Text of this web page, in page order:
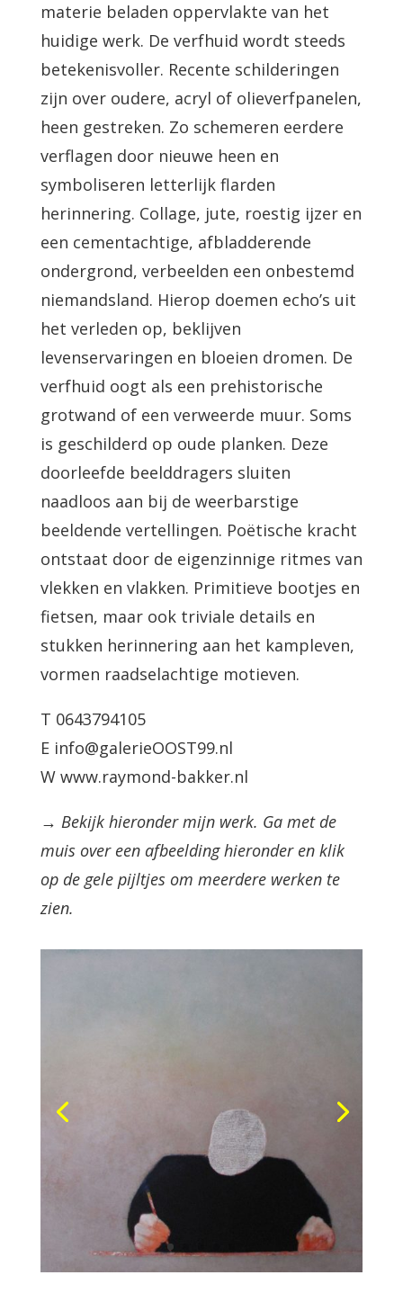
materie beladen oppervlakte van het
huidige werk. De verfhuid wordt steeds
betekenisvoller. Recente schilderingen
zijn over oudere, acryl of olieverfpanelen,
heen gestreken. Zo schemeren eerdere
verflagen door nieuwe heen en
symboliseren letterlijk flarden
herinnering. Collage, jute, roestig ijzer en
een cementachtige, afbladderende
ondergrond, verbeelden een onbestemd
niemandsland. Hierop doemen echo’s uit
het verleden op, beklijven
levenservaringen en bloeien dromen. De
verfhuid oogt als een prehistorische
grotwand of een verweerde muur. Soms
is geschilderd op oude planken. Deze
doorleefde beelddragers sluiten
naadloos aan bij de weerbarstige
beeldende vertellingen. Poëtische kracht
ontstaat door de eigenzinnige ritmes van
vlekken en vlakken. Primitieve bootjes en
fietsen, maar ook triviale details en
stukken herinnering aan het kampleven,
vormen raadselachtige motieven.
T 0643794105
E info@galerieOOST99.nl
W www.raymond-bakker.nl
→ Bekijk hieronder mijn werk. Ga met de
muis over een afbeelding hieronder en klik
op de gele pijltjes om meerdere werken te
zien.